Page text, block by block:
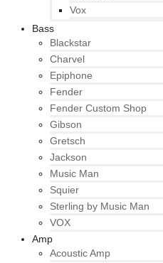
Vox
Bass
Blackstar
Charvel
Epiphone
Fender
Fender Custom Shop
Gibson
Gretsch
Jackson
Music Man
Squier
Sterling by Music Man
VOX
Amp
Acoustic Amp